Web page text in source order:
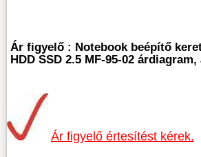
Ár figyelő : Notebook beépítő
HDD SSD 2.5 MF-95-02 árdiagram,
Ár figyelő értesítést kérek.